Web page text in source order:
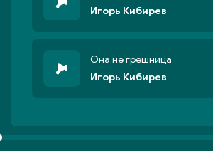
Игорь Кибирев
Она не грешница
Игорь Кибирев